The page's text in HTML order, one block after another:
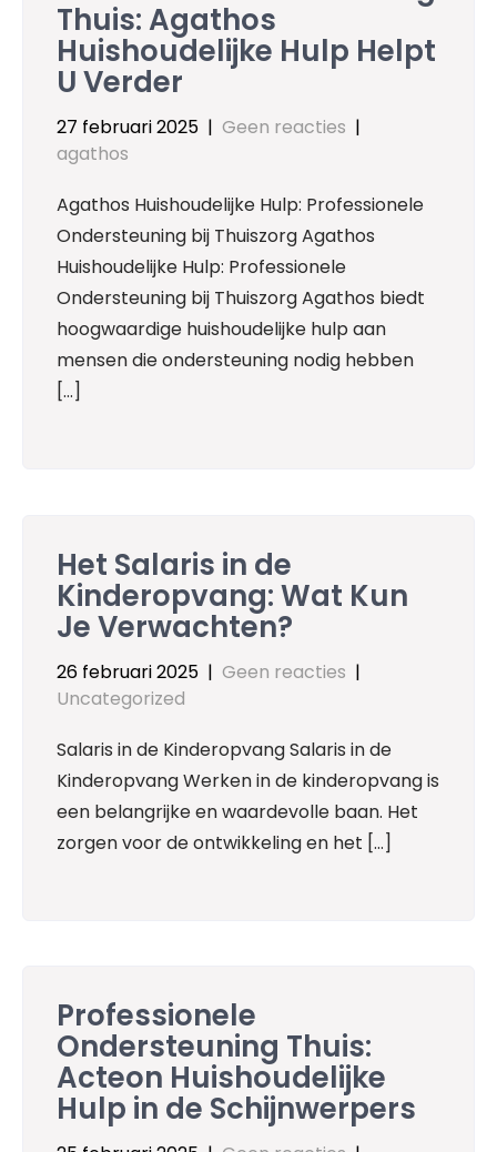
Thuis: Agathos
Huishoudelijke Hulp Helpt
U Verder
27 februari 2025 | Geen reacties |
agathos
Agathos Huishoudelijke Hulp: Professionele
Ondersteuning bij Thuiszorg Agathos
Huishoudelijke Hulp: Professionele
Ondersteuning bij Thuiszorg Agathos biedt
hoogwaardige huishoudelijke hulp aan
mensen die ondersteuning nodig hebben
[…]
Het Salaris in de
Kinderopvang: Wat Kun
Je Verwachten?
26 februari 2025 | Geen reacties |
Uncategorized
Salaris in de Kinderopvang Salaris in de
Kinderopvang Werken in de kinderopvang is
een belangrijke en waardevolle baan. Het
zorgen voor de ontwikkeling en het […]
Professionele
Ondersteuning Thuis:
Acteon Huishoudelijke
Hulp in de Schijnwerpers